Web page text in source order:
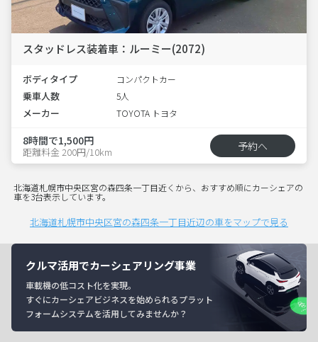
スタッドレス装着車：ルーミー(2072)
ボディタイプ コンパクトカー
乗車人数 5人
メーカー TOYOTA トヨタ
8時間で1,500円
距離料金 200円/10km 予約へ
北海道札幌市中央区宮の森四条一丁目近くから、おすすめ順にカーシェアの
車を3台表示しています。
北海道札幌市中央区宮の森四条一丁目近辺の車をマップで見る
クルマ活用でカーシェアリング事業
車載機の低コスト化を実現。
すぐにカーシェアビジネスを始められるプラット
フォームシステムを活用してみませんか？